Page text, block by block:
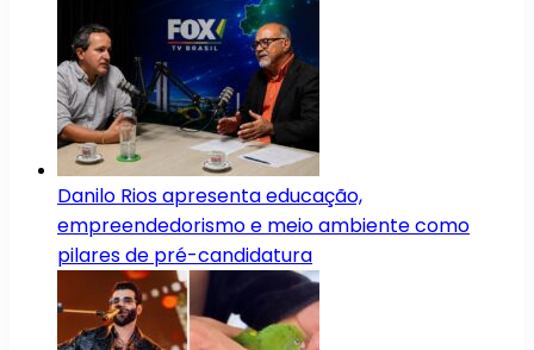
Danilo Rios apresenta educação,
empreendedorismo e meio ambiente como
pilares de pré-candidatura